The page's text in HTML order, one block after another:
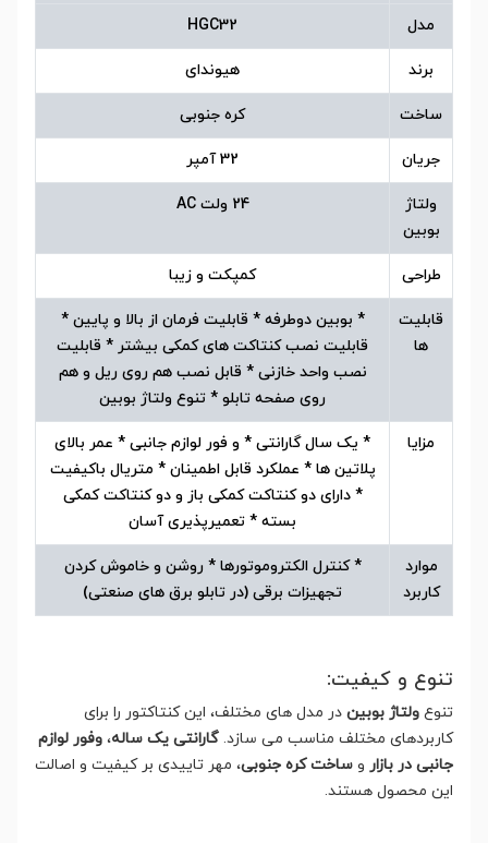
مدل HGC32
برند هیوندای
ساخت کره جنوبی
جریان 32 آمپر
ولتاژ
بوبین
24 ولت AC
طراحی کمپکت و زیبا
قابلیت
ها
* بوبین دوطرفه * قابلیت فرمان از بالا و پایین *
قابلیت نصب کنتاکت های کمکی بیشتر * قابلیت
نصب واحد خازنی * قابل نصب هم روی ریل و هم
روی صفحه تابلو * تنوع ولتاژ بوبین
مزایا
* یک سال گارانتی * و فور لوازم جانبی * عمر بالای
پلاتین ها * عملکرد قابل اطمینان * متریال باکیفیت
* دارای دو کنتاکت کمکی باز و دو کنتاکت کمکی
بسته * تعمیرپذیری آسان
موارد
کاربرد
* کنترل الکتروموتورها * روشن و خاموش کردن
تجهیزات برقی (در تابلو برق های صنعتی)
تنوع و کیفیت:
تنوع ولتاژ بوبین در مدل های مختلف، این کنتاکتور را برای
کاربردهای مختلف مناسب می سازد. گارانتی یک ساله، وفور لوازم
جانبی در بازار و ساخت کره جنوبی، مهر تاییدی بر کیفیت و اصالت
این محصول هستند.